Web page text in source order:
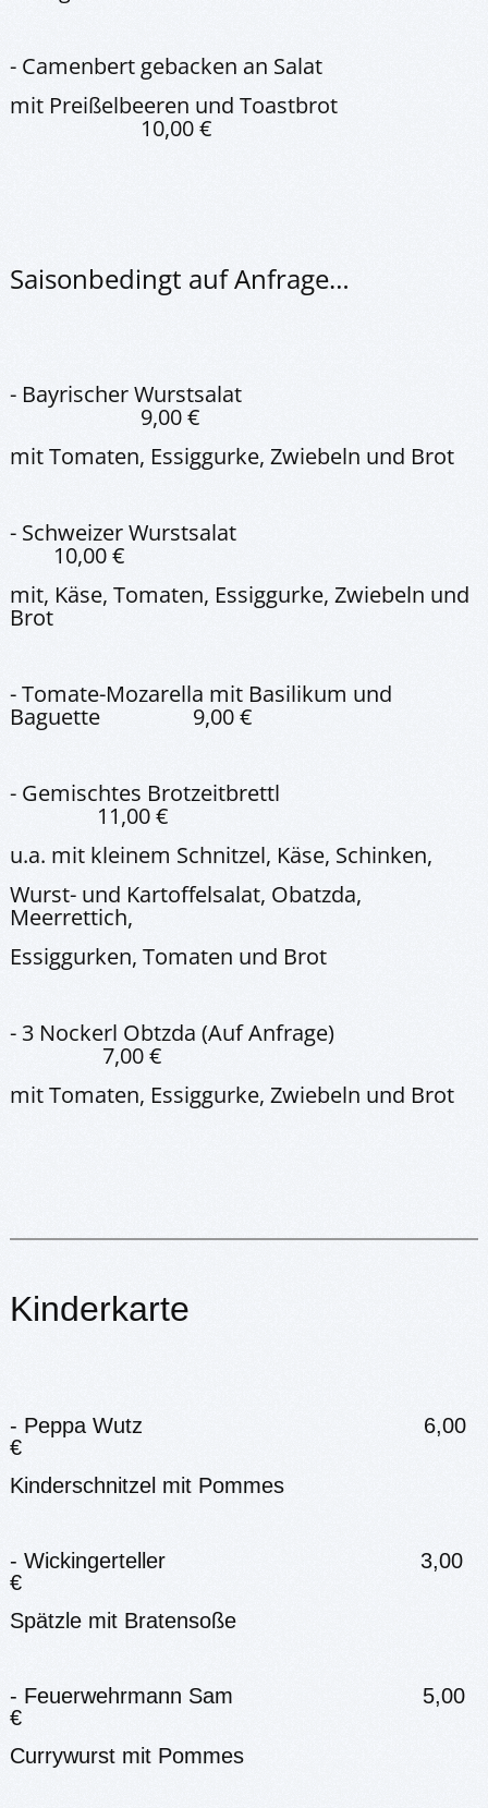
- Camenbert gebacken an Salat
mit Preißelbeeren und Toastbrot
10,00 €
Saisonbedingt auf Anfrage…
- Bayrischer Wurstsalat
9,00 €
mit Tomaten, Essiggurke, Zwiebeln und Brot
- Schweizer Wurstsalat
10,00 €
mit, Käse, Tomaten, Essiggurke, Zwiebeln und
Brot
- Tomate-Mozarella mit Basilikum und
Baguette 9,00 €
- Gemischtes Brotzeitbrettl
11,00 €
u.a. mit kleinem Schnitzel, Käse, Schinken,
Wurst- und Kartoffelsalat, Obatzda,
Meerrettich,
Essiggurken, Tomaten und Brot
- 3 Nockerl Obtzda (Auf Anfrage)
7,00 €
mit Tomaten, Essiggurke, Zwiebeln und Brot
Kinderkarte
- Peppa Wutz 6,00
€
Kinderschnitzel mit Pommes
- Wickingerteller 3,00
€
Spätzle mit Bratensoße
- Feuerwehrmann Sam 5,00
€
Currywurst mit Pommes